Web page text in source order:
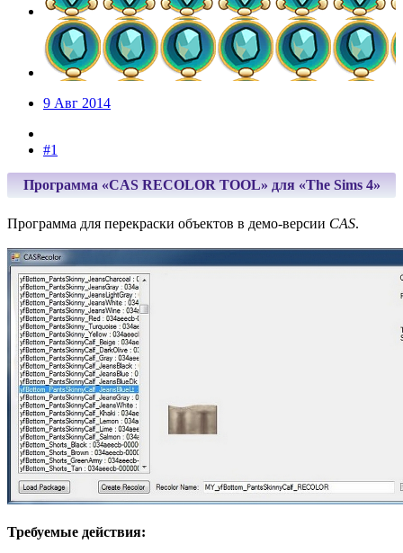
9 Авг 2014
#1
Программа «CAS RECOLOR TOOL» для «The Sims 4»
Программа для перекраски объектов в демо-версии CAS.
Требуемые действия: